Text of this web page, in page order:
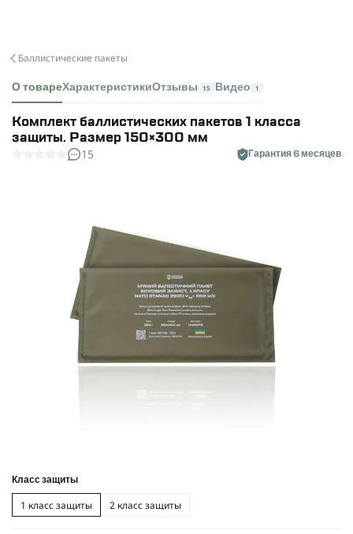
Баллистические пакеты
О товареХарактеристикиОтзывы 15 Видео 1
Комплект баллистических пакетов 1 класса
защиты. Размер 150×300 мм
15 Гарантия 6 месяцев
Класс защиты
1 класс защиты 2 класс защиты